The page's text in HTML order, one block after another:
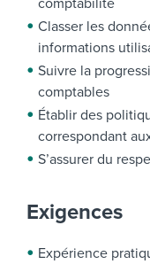
comptabilité
Classer les
informations
Suivre la
comptables
Établir des
correspondant
S’assurer du
Exigences
Expérience